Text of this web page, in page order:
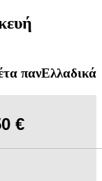
πανΕλλαδικά
€